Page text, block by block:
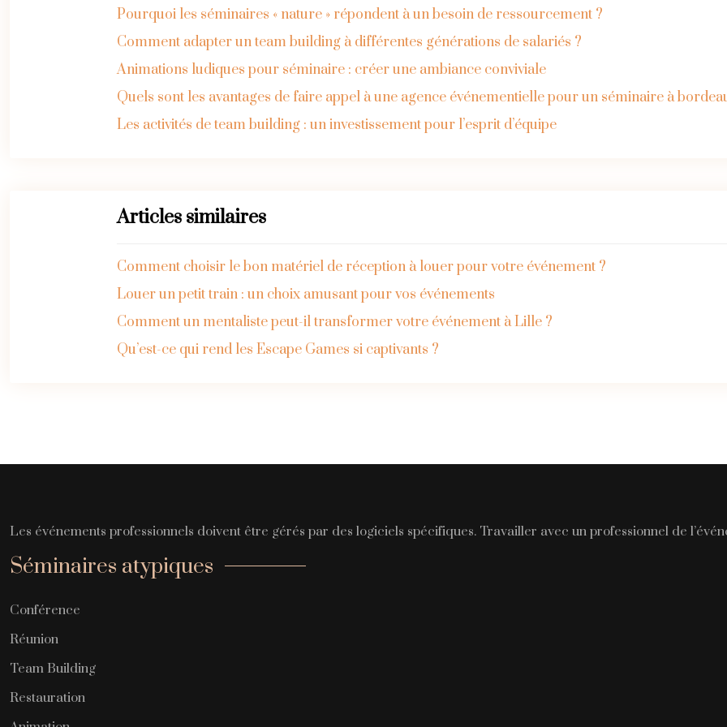
Pourquoi les séminaires « nature » répondent à un besoin de ressourcement ?
Comment adapter un team building à différentes générations de salariés ?
Animations ludiques pour séminaire : créer une ambiance conviviale
Quels sont les avantages de faire appel à une agence événementielle pour un séminaire à
Les activités de team building : un investissement pour l’esprit d’équipe
Articles similaires
Comment choisir le bon matériel de réception à louer pour votre événement ?
Louer un petit train : un choix amusant pour vos événements
Comment un mentaliste peut-il transformer votre événement à Lille ?
Qu’est-ce qui rend les Escape Games si captivants ?
Les événements professionnels doivent être gérés par des logiciels spécifiques. Travailler avec un professionnel de
Séminaires atypiques
Conférence
Réunion
Team Building
Restauration